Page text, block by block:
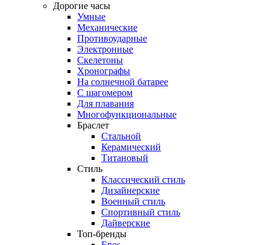
Дорогие часы
Умные
Механические
Противоударные
Электронные
Скелетоны
Хронографы
На солнечной батарее
С шагомером
Для плавания
Многофункциональные
Браслет
Стальной
Керамический
Титановый
Стиль
Классический стиль
Дизайнерские
Военный стиль
Спортивный стиль
Дайверские
Топ-бренды